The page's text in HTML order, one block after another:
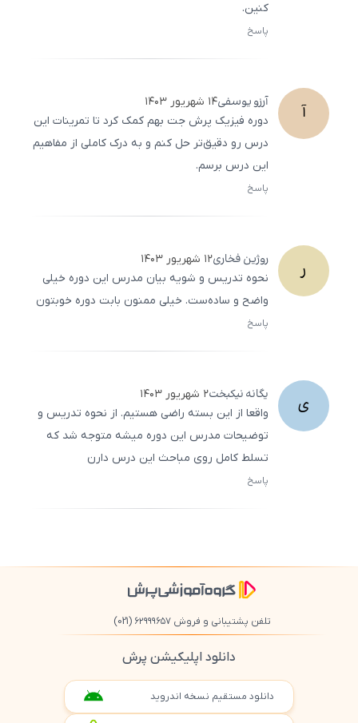
کنین.
پاسخ
آ آرزویوسفی۱۴ شهریور ۱۴۰۳
دوره فیزیک پرش جت بهم کمک کرد تا تمرینات این
درس رو دقیق‌تر حل کنم و به درک کاملی از مفاهیم
این درس برسم.
پاسخ
ر روژینفخاری۱۲ شهریور ۱۴۰۳
نحوه تدریس و شویه بیان مدرس این دوره خیلی
واضح و ساده‌ست. خیلی ممنون بابت دوره خوبتون
پاسخ
ی یگانهنیکبخت۲ شهریور ۱۴۰۳
واقعا از این بسته راضی هستیم. از نحوه تدریس و
توضیحات مدرس این دوره میشه متوجه شد که
تسلط کامل روی مباحث این درس دارن
پاسخ
تلفن پشتیبانی و فروش ۶۲۹۹۹۶۵۷ (021)
دانلود اپلیکیشن پرش
دانلود مستقیم نسخه اندروید